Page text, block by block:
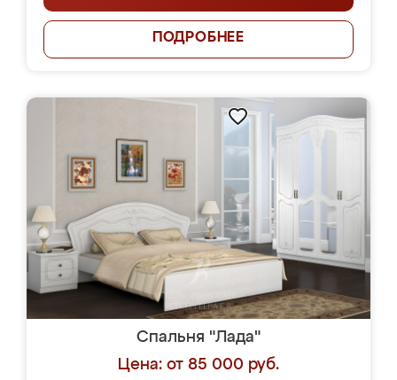
ПОДРОБНЕЕ
Спальня "Лада"
Цена: от 85 000 руб.